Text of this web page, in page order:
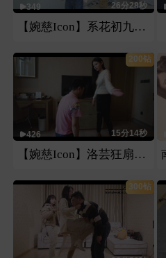
349 26分28秒
【婉慈Icon】系花初九骑马骑脖子
200钻
426 15分14秒
【婉慈Icon】洛芸狂扇家务奴耳光
300钻